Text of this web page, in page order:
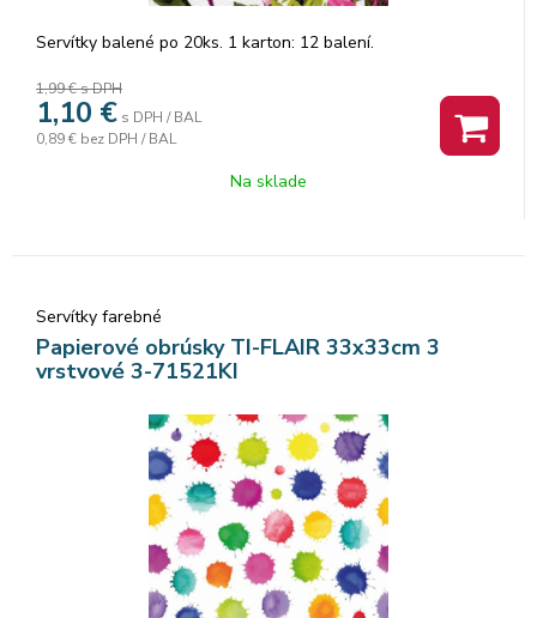
Servítky balené po 20ks. 1 karton: 12 balení.
1,99 €s DPH
1,10 € s DPH / BAL
0,89 € bez DPH / BAL
Na sklade
Servítky farebné
Papierové obrúsky TI-FLAIR 33x33cm 3
vrstvové 3-71521KI